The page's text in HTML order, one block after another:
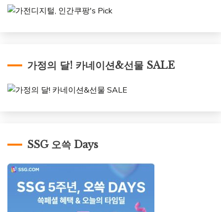
가정의 달! 카네이션&선물 SALE
SSG 오쓱 Days